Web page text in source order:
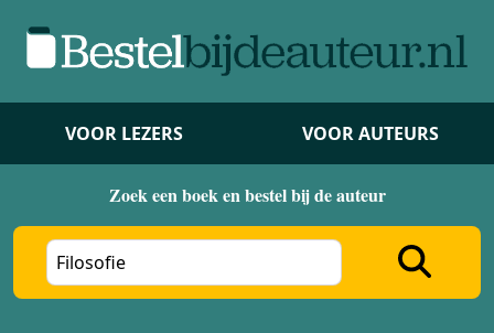
VOOR LEZERS VOOR AUTEURS
Zoek een boek en bestel bij de auteur